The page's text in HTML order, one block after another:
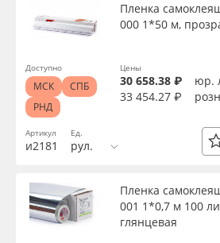
Артикул
и2181
Пленка
000 1*50 м,
Ед.
рул.
Цены
30 658.38 ₽
юр.
33 454.27 ₽
Доступно
МСК
СПБ
РНД
Пленка
001 1*0,7 м 100
глянцевая